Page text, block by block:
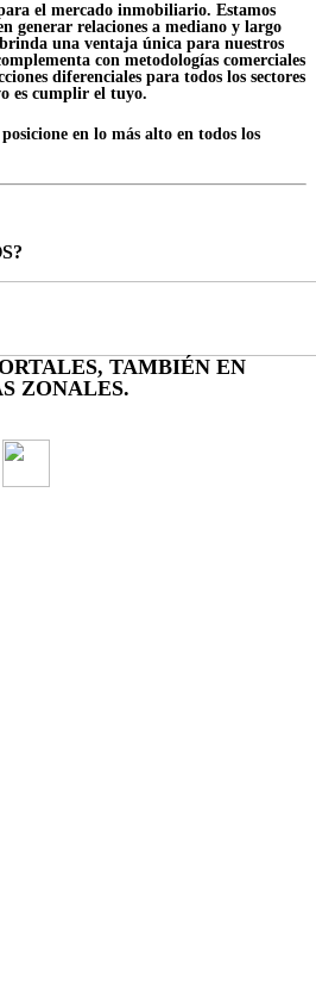
el mercado inmobiliario. Estamos
generar relaciones a mediano y largo
una ventaja única para nuestros
con metodologías comerciales
diferenciales para todos los sectores
es cumplir el tuyo.
en lo más alto en todos los
TAMBIÉN EN
ZONALES.